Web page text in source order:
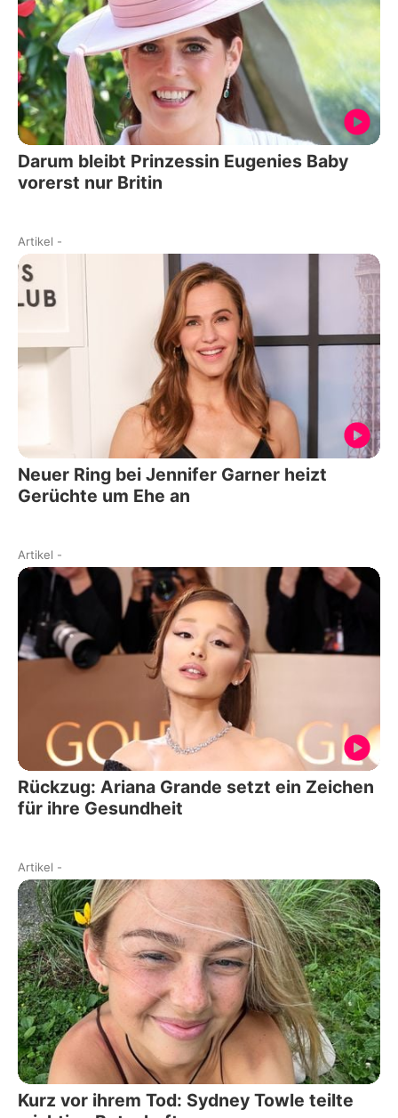
Darum bleibt Prinzessin Eugenies Baby
vorerst nur Britin
Artikel -
Neuer Ring bei Jennifer Garner heizt
Gerüchte um Ehe an
Artikel -
Rückzug: Ariana Grande setzt ein Zeichen
für ihre Gesundheit
Artikel -
Kurz vor ihrem Tod: Sydney Towle teilte